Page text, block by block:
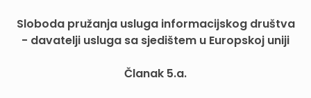
Sloboda pružanja usluga informacijskog društva
- davatelji usluga sa sjedištem u Europskoj uniji
Članak 5.a.